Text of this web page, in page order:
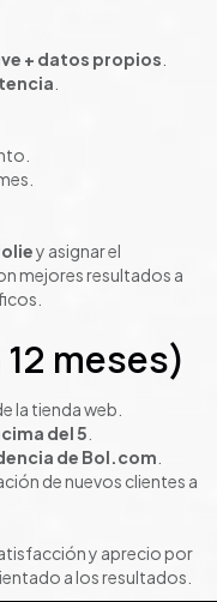
+ datos propios
y asignar el
mejores resultados a
meses)
la tienda web.
del 5
de Bol.com
de nuevos clientes a
y aprecio por
a los resultados.